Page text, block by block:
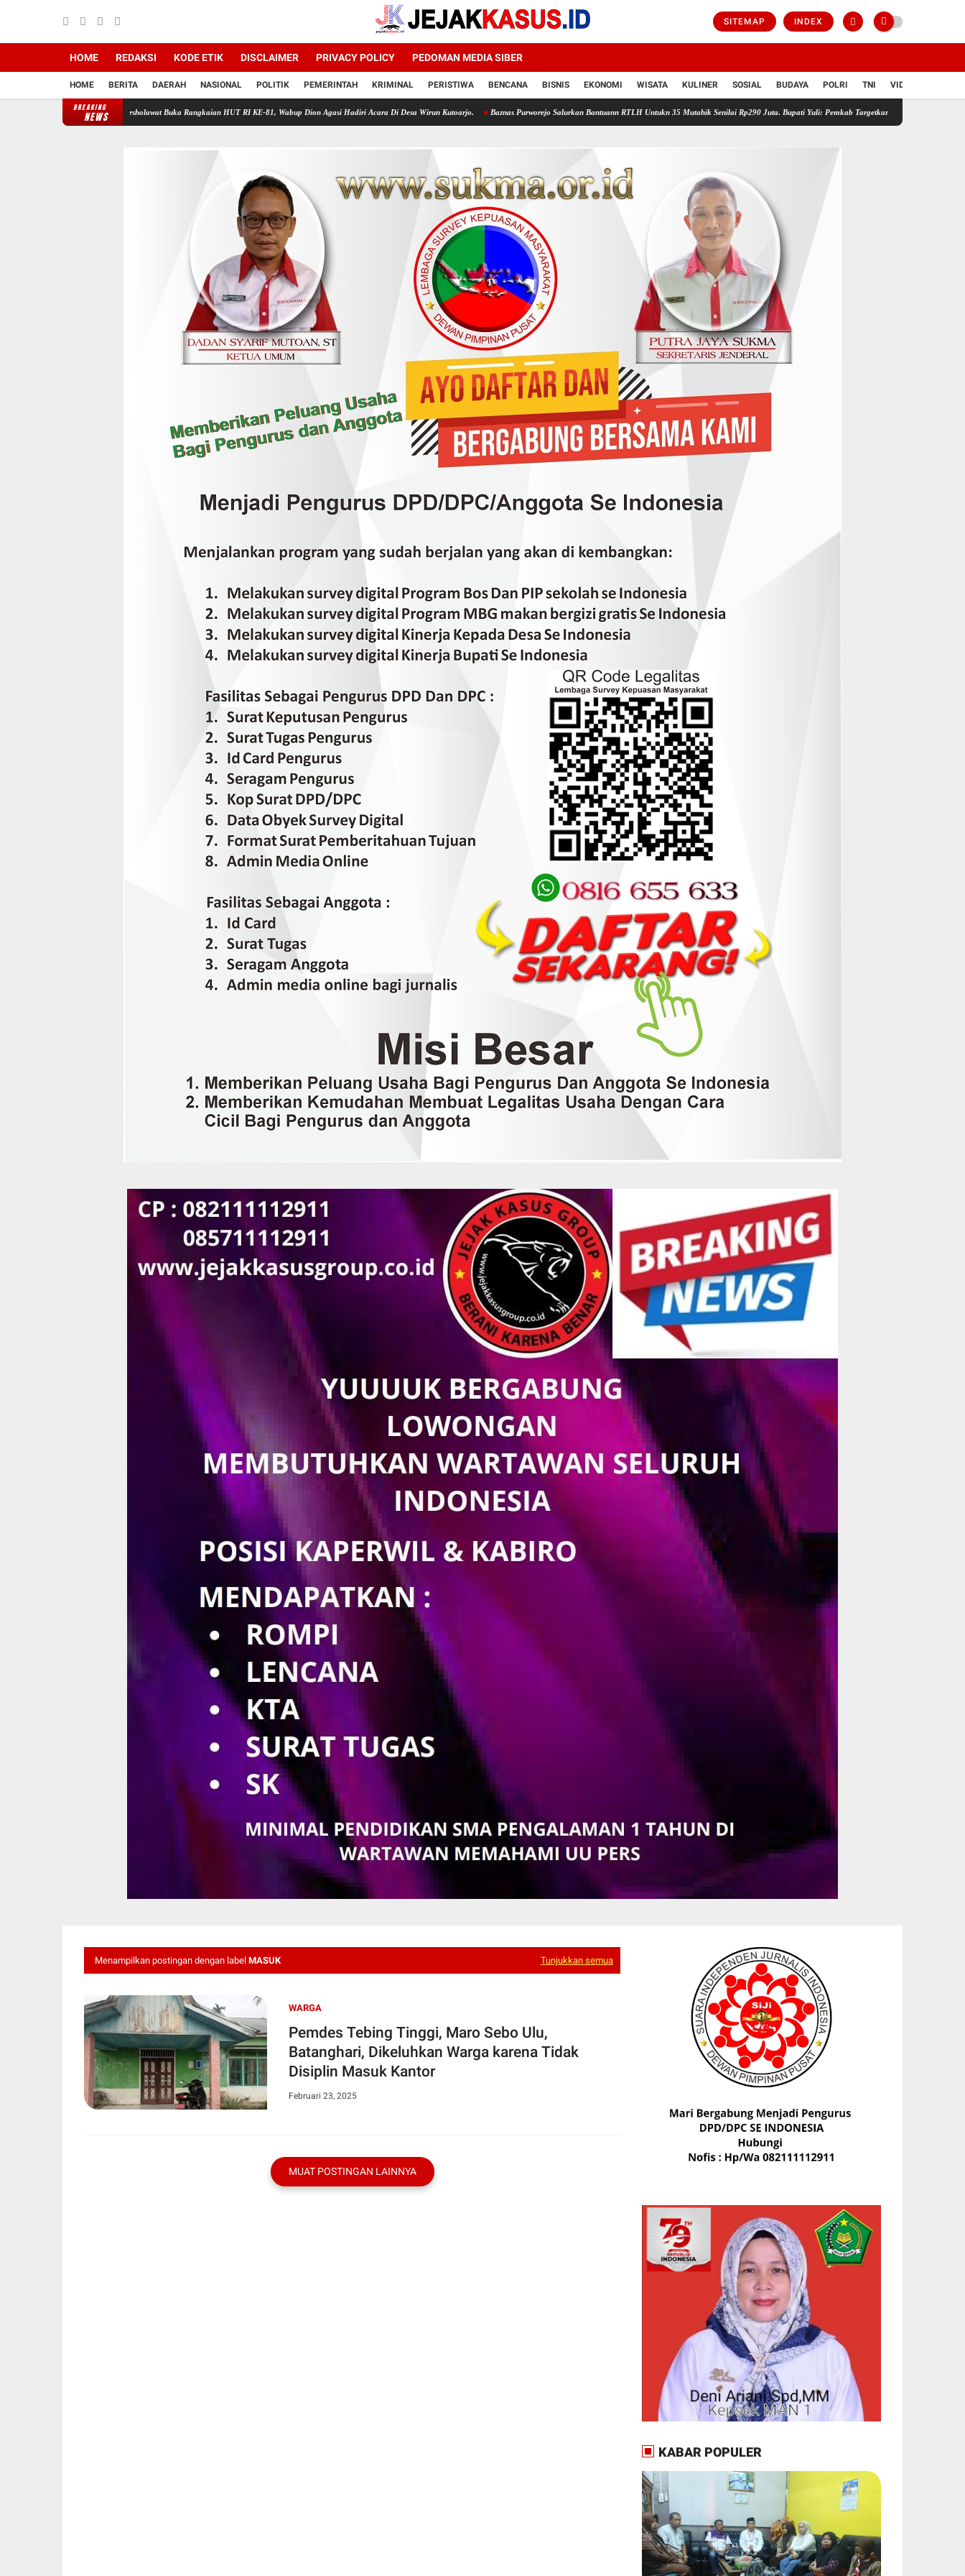
SITEMAP INDEX
HOME REDAKSI KODE ETIK DISCLAIMER PRIVACY POLICY PEDOMAN MEDIA SIBER
HOME BERITA DAERAH NASIONAL POLITIK PEMERINTAH KRIMINAL PERISTIWA BENCANA BISNIS EKONOMI WISATA KULINER SOSIAL BUDAYA POLRI TNI VIDIO
BREAKING
NEWS
Wirun Bersholawat Buka Rangkaian HUT RI KE-81, Wabup Dion Agasi Hadiri Acara Di Desa Wirun Kutoarjo. Baznas Purworejo Salurkan Bantuann RTLH Untukn 35 Mutahik Senilai Rp290 Juta. Bupati Yuli: Pemkab Targetkan 49 Desa Prioritas Penanganan
Menampilkan postingan dengan label MASUK Tunjukkan semua
WARGA
Pemdes Tebing Tinggi, Maro Sebo Ulu,
Batanghari, Dikeluhkan Warga karena Tidak
Disiplin Masuk Kantor
Februari 23, 2025
MUAT POSTINGAN LAINNYA
KABAR POPULER